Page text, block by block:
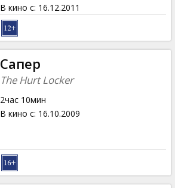
В кино с: 16.12.2011
Сапер
The Hurt Locker
2час 10мин
В кино с: 16.10.2009